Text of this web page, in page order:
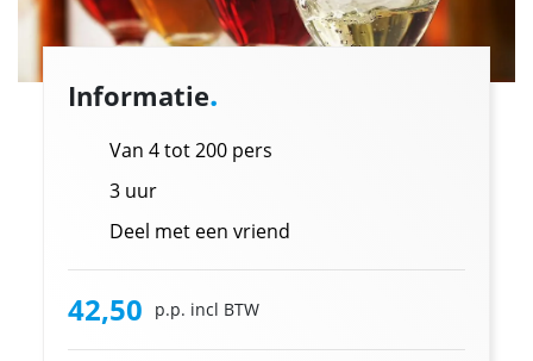
Informatie.
Van 4 tot 200 pers
3 uur
Deel met een vriend
42,50 p.p. incl BTW